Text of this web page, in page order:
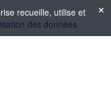
recueille, utilise et
des données